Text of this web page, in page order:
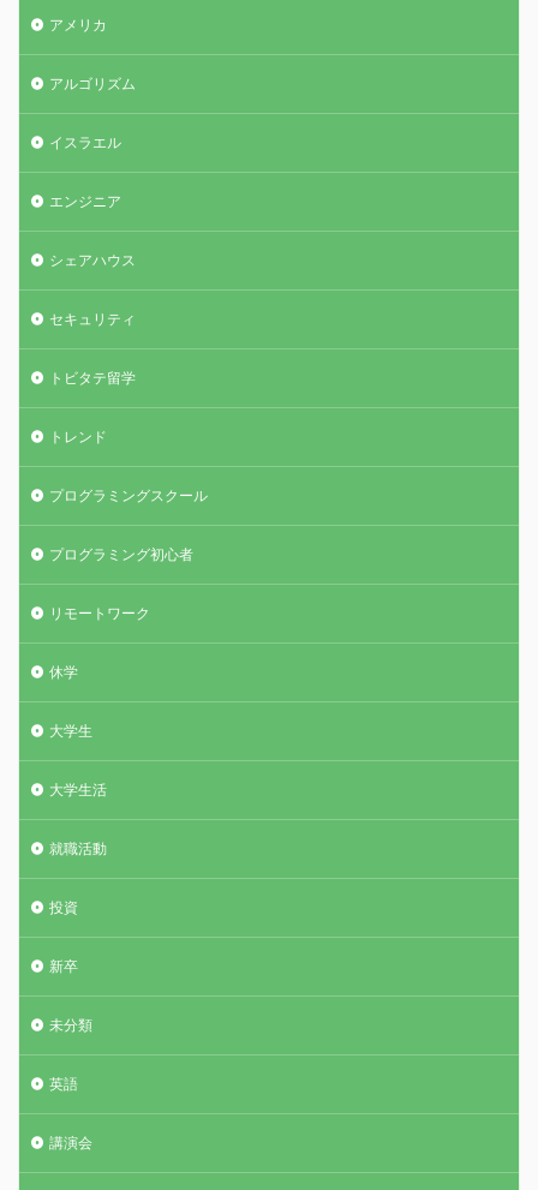
アメリカ
アルゴリズム
イスラエル
エンジニア
シェアハウス
セキュリティ
トビタテ留学
トレンド
プログラミングスクール
プログラミング初心者
リモートワーク
休学
大学生
大学生活
就職活動
投資
新卒
未分類
英語
講演会